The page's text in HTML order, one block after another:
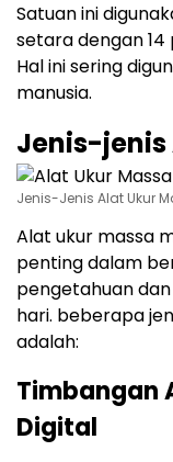
Satuan ini
setara dengan 14
Hal ini sering
manusia.
Jenis-jenis
Jenis-Jenis Alat Ukur
Alat ukur massa
penting dalam
pengetahuan
hari. beberapa
adalah:
Timbangan
Digital